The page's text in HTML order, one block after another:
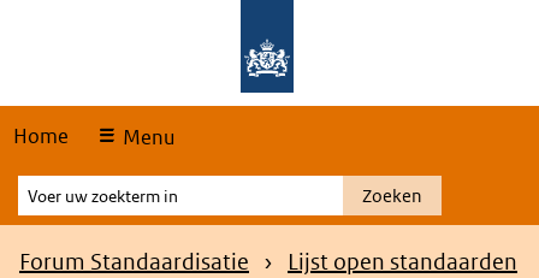
Home Menu
Voer
uw
zoekterm
Zoeken
Kruimelpad
Forum Standaardisatie
Lijst open standaarden